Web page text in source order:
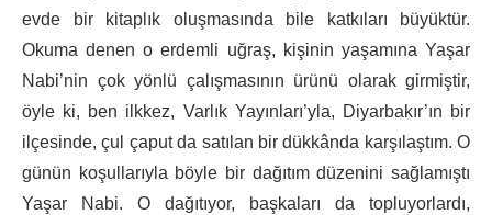
evde bir kitaplık oluşmasında bile katkıları büyüktür.
Okuma denen o erdemli uğraş, kişinin yaşamına Yaşar
Nabi’nin çok yönlü çalışmasının ürünü olarak girmiştir,
öyle ki, ben ilkkez, Varlık Yayınları’yla, Diyarbakır’ın bir
ilçesinde, çul çaput da satılan bir dükkânda karşılaştım. O
günün koşullarıyla böyle bir dağıtım düzenini sağlamıştı
Yaşar Nabi. O dağıtıyor, başkaları da topluyorlardı,